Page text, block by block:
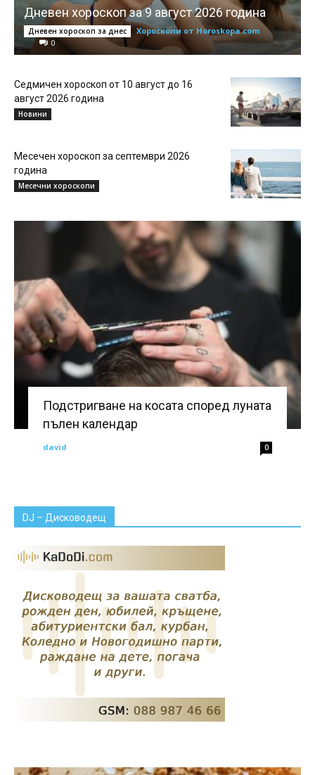
Дневен хороскоп за 9 август 2026 година
Дневен хороскоп за днес
Хороскопи от Horoskopa.com
0
Седмичен хороскоп от 10 август до 16
август 2026 година
Новини
Месечен хороскоп за септември 2026
година
Месечни хороскопи
Подстригване на косата според луната
пълен календар
david 0
DJ – Дисководещ